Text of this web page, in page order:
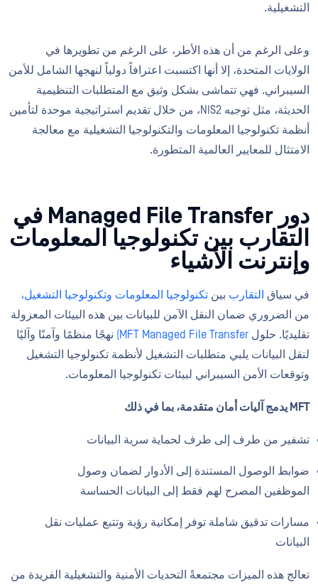
التشغيلية.
وعلى الرغم من أن هذه الأطر، على الرغم من تطويرها في
الولايات المتحدة، إلا أنها اكتسبت اعترافاً دولياً لنهجها الشامل للأمن
السيبراني. فهي تتماشى بشكل وثيق مع المتطلبات التنظيمية
الحديثة، مثل توجيه NIS2، من خلال تقديم استراتيجية موحدة لتأمين
أنظمة تكنولوجيا المعلومات والتكنولوجيا التشغيلية مع معالجة
الامتثال للمعايير العالمية المتطورة.
دور Managed File Transfer في
التقارب بين تكنولوجيا المعلومات
وإنترنت الأشياء
في سياق التقارب بين تكنولوجيا المعلومات وتكنولوجيا التشغيل،
من الضروري ضمان النقل الآمن للبيانات بين هذه البيئات المعزولة
تقليديًا. حلول MFT Managed File Transfer)
نهجًا منظمًا وآمنًا وآليًا
لنقل البيانات يلبي متطلبات التشغيل لأنظمة تكنولوجيا التشغيل
وتوقعات الأمن السيبراني لبيئات تكنولوجيا المعلومات.
MFT يدمج آليات أمان متقدمة، بما في ذلك
تشفير من طرف إلى طرف لحماية سرية البيانات
ضوابط الوصول المستندة إلى الأدوار لضمان وصول
الموظفين المصرح لهم فقط إلى البيانات الحساسة
مسارات تدقيق شاملة توفر إمكانية رؤية وتتبع عمليات نقل
البيانات
تعالج هذه الميزات مجتمعةً التحديات الأمنية والتشغيلية الفريدة من